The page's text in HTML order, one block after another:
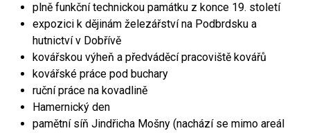
plně funkční technickou památku z konce 19. století
expozici k dějinám železářství na Podbrdsku a
hutnictví v Dobřívě
kovářskou výheň a předváděcí pracoviště kovářů
kovářské práce pod buchary
ruční práce na kovadlině
Hamernický den
pamětní síň Jindřicha Mošny (nachází se mimo areál